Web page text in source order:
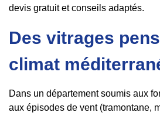
devis gratuit et conseils adaptés.
Des vitrages
climat
Dans un département soumis aux
aux épisodes de vent (tramontane,